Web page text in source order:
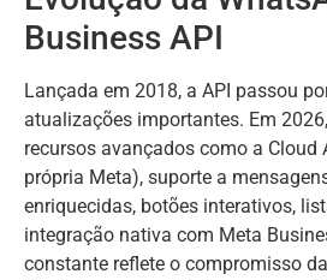
Business API
Lançada em 2018, a API passou
atualizações importantes. Em
recursos avançados como a Cloud
própria Meta), suporte a
enriquecidas, botões interativos,
integração nativa com Meta
constante reflete o compromisso